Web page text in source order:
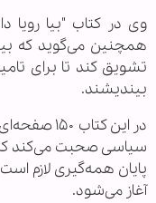
وی در کتاب "بیا رویا
تشویق کند تا برای
بیندیشند.
در این
سیاسی صحبت می‌کند که
پایان همه‌گیری لازم
آغاز می‌شود.